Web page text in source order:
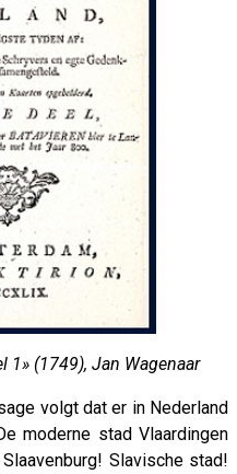
1» (1749), Jan Wagenaar
volgt dat er in Nederland
moderne stad Vlaardingen
Slavische stad!